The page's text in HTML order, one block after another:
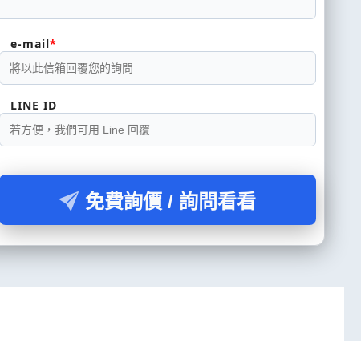
e-mail
LINE ID
免費詢價 / 詢問看看